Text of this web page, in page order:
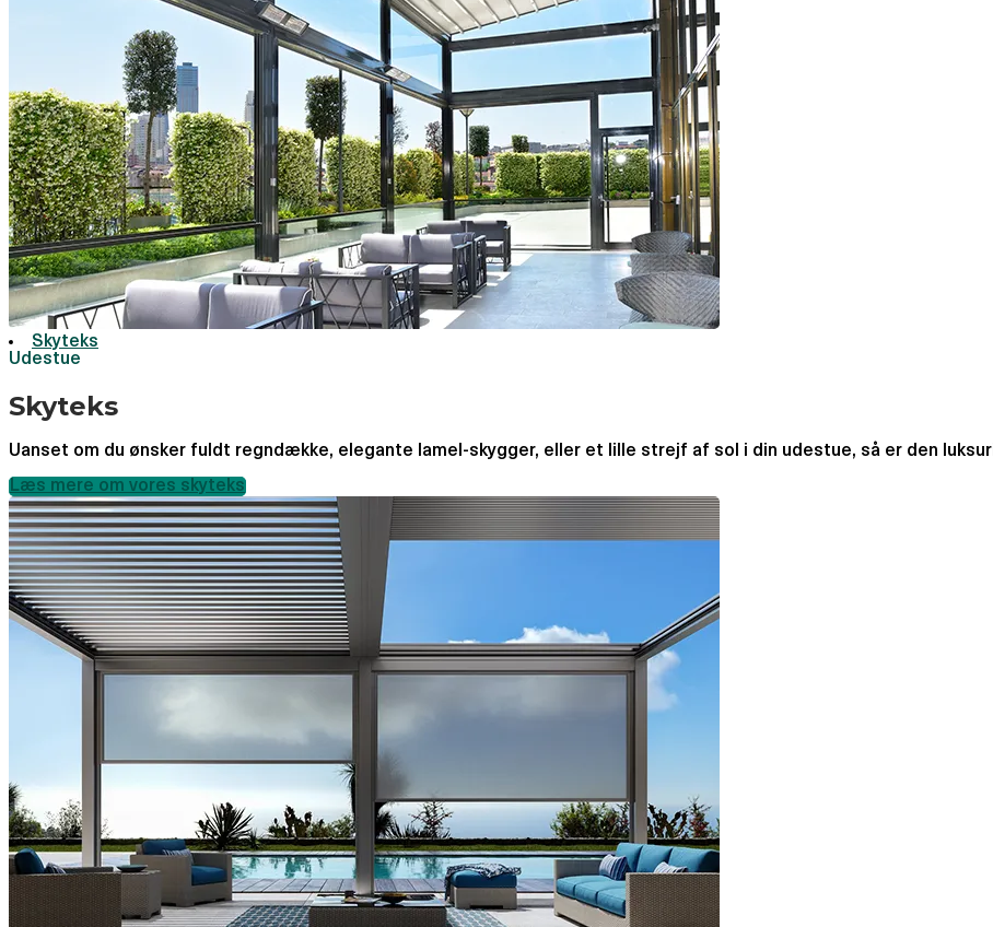
Skyteks
Udestue
Skyteks
Uanset om du ønsker fuldt regndække, elegante lamel-skygger, eller et lille strejf af sol i din udestue, så er den
Læs mere om vores skyteks